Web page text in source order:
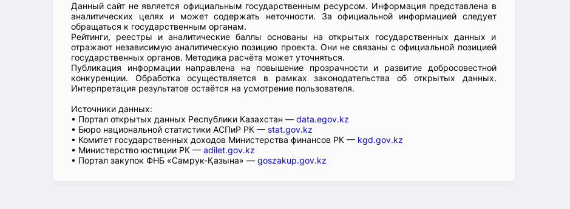
Данный сайт не является официальным государственным ресурсом. Информация представлена в
аналитических целях и может содержать неточности. За официальной информацией следует
обращаться к государственным органам.
Рейтинги, реестры и аналитические баллы основаны на открытых государственных данных и
отражают независимую аналитическую позицию проекта. Они не связаны с официальной позицией
государственных органов. Методика расчёта может уточняться.
Публикация информации направлена на повышение прозрачности и развитие добросовестной
конкуренции. Обработка осуществляется в рамках законодательства об открытых данных.
Интерпретация результатов остаётся на усмотрение пользователя.
Источники данных:
• Портал открытых данных Республики Казахстан — data.egov.kz
• Бюро национальной статистики АСПиР РК — stat.gov.kz
• Комитет государственных доходов Министерства финансов РК — kgd.gov.kz
• Министерство юстиции РК — adilet.gov.kz
• Портал закупок ФНБ «Самрук-Қазына» — goszakup.gov.kz